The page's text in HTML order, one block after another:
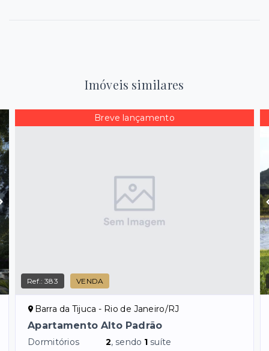
Imóveis similares
Breve lançamento
Ref.:383 VENDA
Barra da Tijuca - Rio de Janeiro/RJ
Apartamento Alto Padrão
Dormitórios 2, sendo 1 suíte